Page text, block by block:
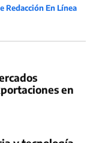
Redacción En Línea
en